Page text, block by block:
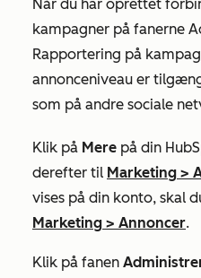
Når du har oprettet
kampagner på fanerne
Rapportering på
annonceniveau er
som på andre sociale
Klik på Mere på din
derefter til Marketing >
vises på din konto, skal
Marketing > Annoncer.
Klik på fanen